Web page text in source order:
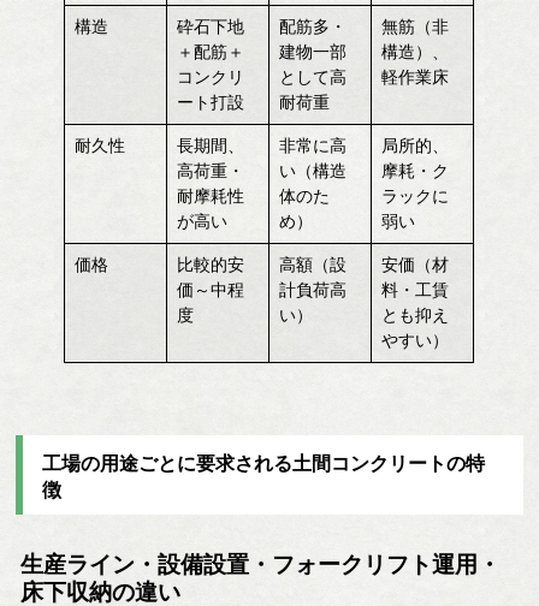
構造
砕石下地
＋配筋＋
コンクリ
ート打設
配筋多・
建物一部
として高
耐荷重
無筋（非
構造）、
軽作業床
耐久性
長期間、
高荷重・
耐摩耗性
が高い
非常に高
い（構造
体のた
め）
局所的、
摩耗・ク
ラックに
弱い
価格
比較的安
価～中程
度
高額（設
計負荷高
い）
安価（材
料・工賃
とも抑え
やすい）
工場の用途ごとに要求される土間コンクリートの特
徴
生産ライン・設備設置・フォークリフト運用・
床下収納の違い